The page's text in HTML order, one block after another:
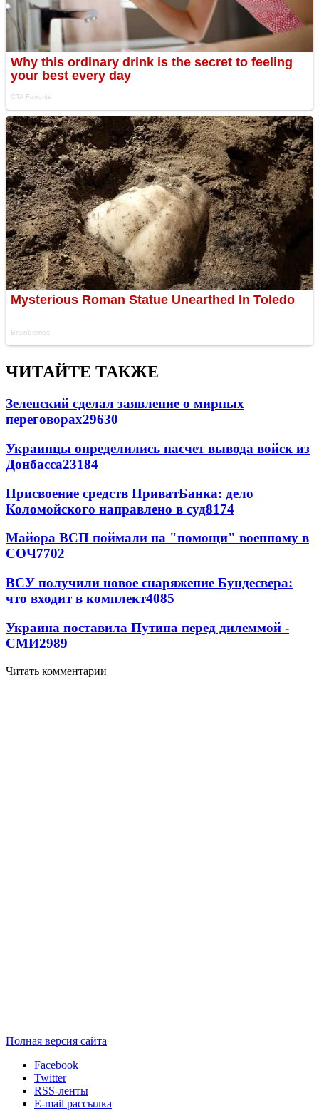
ЧИТАЙТЕ ТАКЖЕ
Зеленский сделал заявление о мирных
переговорах29630
Украинцы определились насчет вывода войск из
Донбасса23184
Присвоение средств ПриватБанка: дело
Коломойского направлено в суд8174
Майора ВСП поймали на "помощи" военному в
СОЧ7702
ВСУ получили новое снаряжение Бундесвера:
что входит в комплект4085
Украина поставила Путина перед дилеммой -
СМИ2989
Читать комментарии
Полная версия сайта
Facebook
Twitter
RSS-ленты
E-mail рассылка